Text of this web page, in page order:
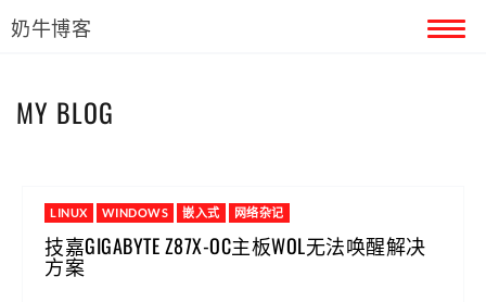
奶牛博客
MY BLOG
LINUX WINDOWS 嵌入式 网络杂记
技嘉GIGABYTE Z87X-OC主板WOL无法唤醒解决
方案